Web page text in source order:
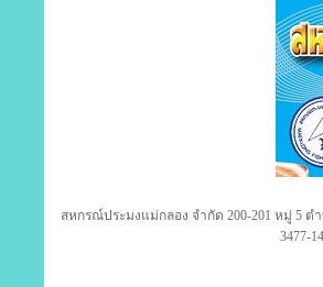
สหกรณ์ประมงแม่กลอง จำกัด 200-201 หมู่ 5 ต
3477-